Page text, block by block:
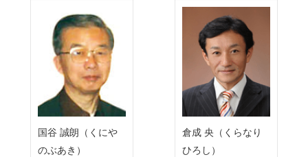
国谷 誠朗（くにや
のぶあき）
倉成 央（くらなり
ひろし）